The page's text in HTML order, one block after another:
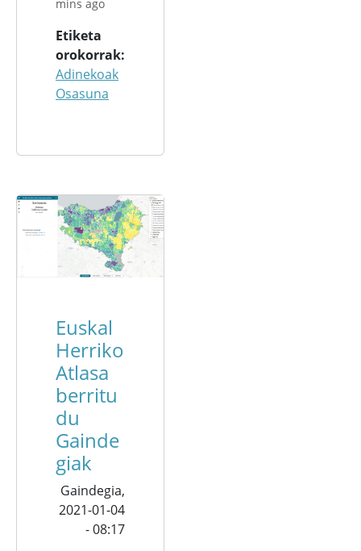
mins ago
Etiketa
orokorrak
Adinekoak
Osasuna
Euskal
Herriko
Atlasa
berritu
du
Gainde
giak
Gaindegia,
2021-01-04
- 08:17